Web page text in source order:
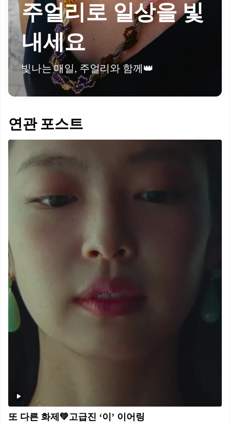
주얼리로 일상을 빛
내세요
빛나는 매일, 주얼리와 함께👑
연관 포스트
또 다른 화제💚고급진 ‘이’ 이어링